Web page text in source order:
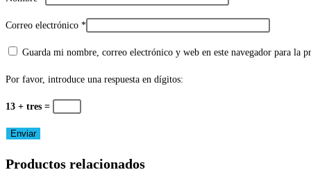
Correo electrónico *
Guarda mi nombre, correo electrónico y web en este navegador para la
Por favor, introduce una respuesta en dígitos:
13 + tres =
Productos relacionados